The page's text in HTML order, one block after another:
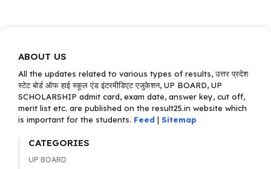
ABOUT US
All the updates related to various types of results, उत्तर प्रदेश
स्टेट बोर्ड ऑफ हाई स्कूल एंड इंटरमीडिएट एजुकेशन, UP BOARD, UP
SCHOLARSHIP admit card, exam date, answer key, cut off,
merit list etc. are published on the result25.in website which
is important for the students. Feed | Sitemap
CATEGORIES
UP BOARD